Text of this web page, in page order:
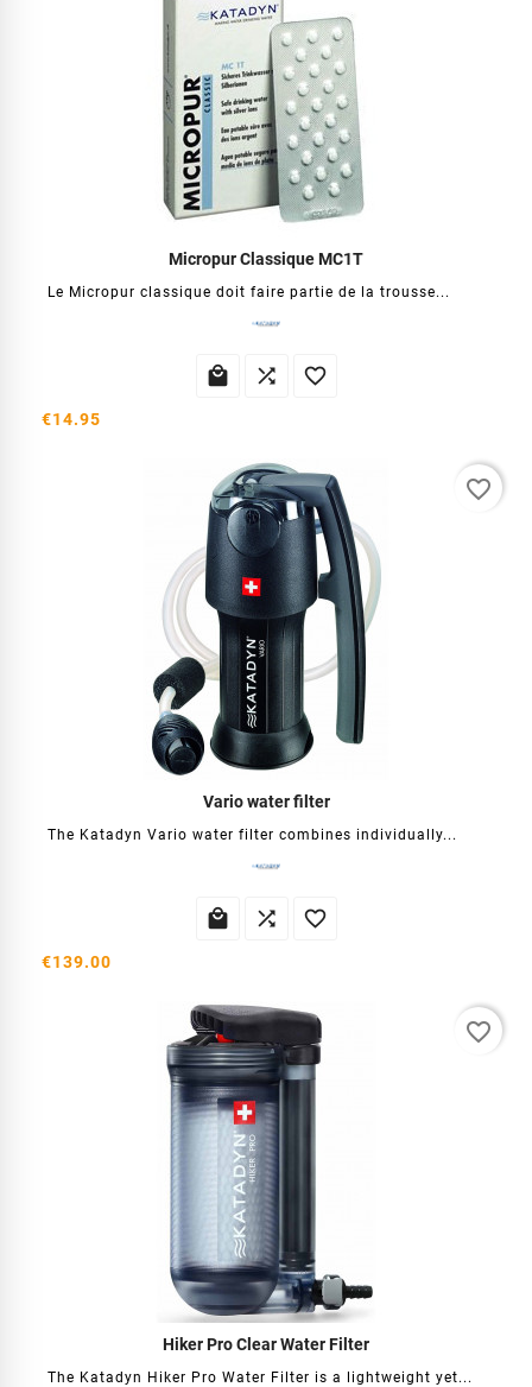
Micropur Classique MC1T
Le Micropur classique doit faire partie de la trousse...
  
€14.95
Vario water filter
The Katadyn Vario water filter combines individually...
  
€139.00
favorite_border
Hiker Pro Clear Water Filter
The Katadyn Hiker Pro Water Filter is a lightweight yet...
favorite_border